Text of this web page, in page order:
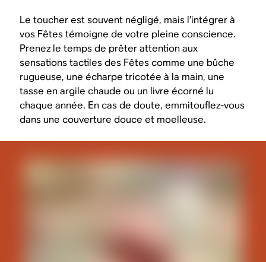
Le toucher est souvent négligé, mais l’intégrer à
vos Fêtes témoigne de votre pleine conscience.
Prenez le temps de prêter attention aux
sensations tactiles des Fêtes comme une bûche
rugueuse, une écharpe tricotée à la main, une
tasse en argile chaude ou un livre écorné lu
chaque année. En cas de doute, emmitouflez-vous
dans une couverture douce et moelleuse.